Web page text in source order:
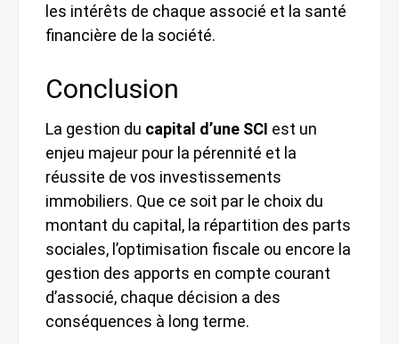
les intérêts de chaque associé et la santé
financière de la société.
Conclusion
La gestion du capital d’une SCI est un
enjeu majeur pour la pérennité et la
réussite de vos investissements
immobiliers. Que ce soit par le choix du
montant du capital, la répartition des parts
sociales, l’optimisation fiscale ou encore la
gestion des apports en compte courant
d’associé, chaque décision a des
conséquences à long terme.